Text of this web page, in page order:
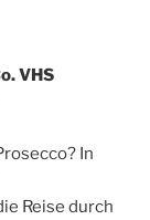
VHS
In
Reise durch